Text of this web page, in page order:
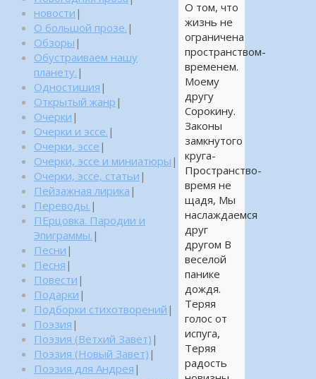
О том, что
жизнь не
ограничена
пространством-
временем.
Моему
другу
Сорокину.
Законы
замкнутого
круга-
Пространство-
время не
щадя, Мы
наслаждаемся
друг
другом В
веселой
панике
дождя.
Теряя
голос от
испуга,
Теряя
радость
новости |
О большой прозе. |
Обзоры |
Обустраиваем нашу
планету. |
Одностишия |
Открытый жанр |
Очерки |
Очерки и эссе. |
Очерки, эссе |
Очерки, эссе и миниатюры |
Очерки, эссе, статьи |
Пейзажная лирика |
Переводы. |
ПЕрцовка. Пародии и
Эпиграммы. |
Песни |
Песня |
Повести |
Подарки |
Подборки стихотворений |
Поэзия |
Поэзия (Ветхий Завет) |
Поэзия (Новый Завет) |
Поэзия для Андрея |